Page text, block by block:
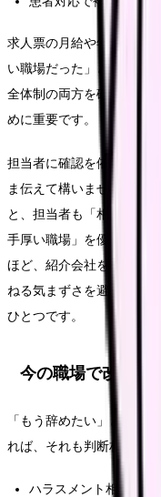
求人票の月給や年収だけ
い職場だった」というミ
全体制の両方を確認して
めに重要です。
担当者に確認を依頼する
ま伝えて構いません。前
と、担当者も「相談体制
手厚い職場」を優先的に
ほど、紹介会社を間に入
ねる気まずさを避けられ
ひとつです。
今の職場で改善で
「もう辞めたい」と思っ
れば、それも判断材料にな
ハラスメント相談窓